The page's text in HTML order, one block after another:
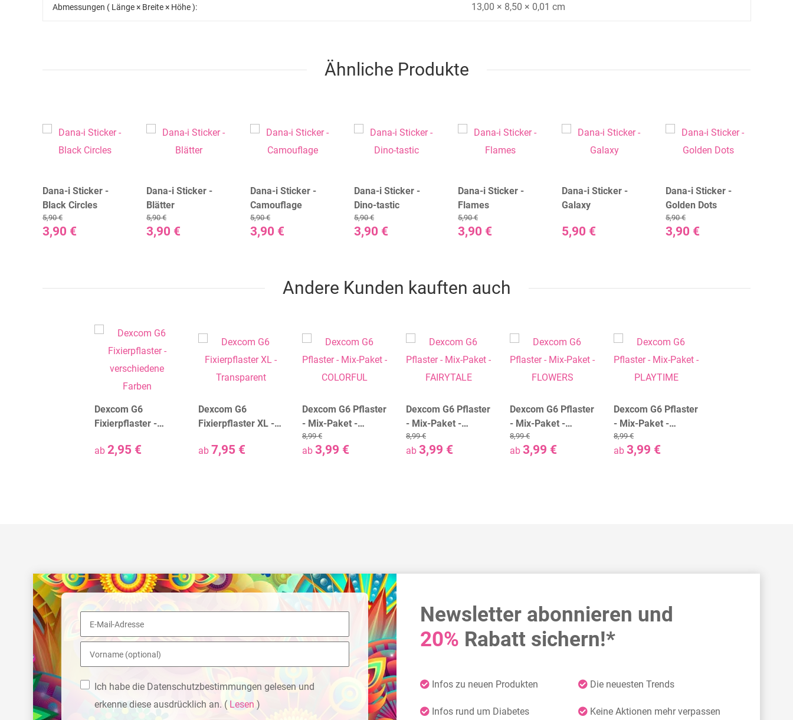
Abmessungen ( Länge × Breite × Höhe ): 13,00 × 8,50 × 0,01 cm
Ähnliche Produkte
Dana-i Sticker -
Black Circles
3,90 €
5,90 €
Dana-i Sticker -
Blätter
3,90 €
5,90 €
Dana-i Sticker -
Camouflage
3,90 €
5,90 €
Dana-i Sticker -
Dino-tastic
3,90 €
5,90 €
Dana-i Sticker -
Flames
3,90 €
5,90 €
Dana-i Sticker -
Galaxy
5,90 €
Dana-i Sticker -
Golden Dots
3,90 €
5,90 €
Andere Kunden kauften auch
Dexcom G6
Fixierpflaster -
Farben
ab 2,95 €
Dexcom G6
Fixierpflaster XL -
ab 7,95 €
Dexcom G6 Pflaster
- Mix-Paket -
COLORFUL
ab 3,99 €
8,99 €
Dexcom G6 Pflaster
- Mix-Paket -
FAIRYTALE
ab 3,99 €
8,99 €
Dexcom G6 Pflaster
- Mix-Paket -
FLOWERS
ab 3,99 €
8,99 €
Dexcom G6 Pflaster
- Mix-Paket -
PLAYTIME
ab 3,99 €
8,99 €
Ich habe die Datenschutzbestimmungen gelesen und
erkenne diese ausdrücklich an. ( Lesen )
Newsletter abonnieren und
20% Rabatt sichern!*
Infos zu neuen Produkten Die neuesten Trends
Infos rund um Diabetes Keine Aktionen mehr verpassen